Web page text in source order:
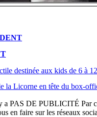
destinée aux kids de 6 à
la Licorne en tête du box-
a PAS DE PUBLICITÉ Par
en faire sur les réseaux